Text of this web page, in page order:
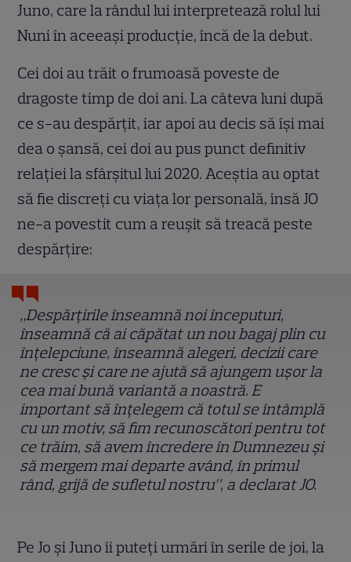
Juno, care la rândul lui interpretează rolul lui
Nuni în aceeași producție, încă de la debut.
Cei doi au trăit o frumoasă poveste de
dragoste timp de doi ani. La câteva luni după
ce s-au despărțit, iar apoi au decis să își mai
dea o șansă, cei doi au pus punct definitiv
relației la sfârșitul lui 2020. Aceștia au optat
să fie discreți cu viața lor personală, însă JO
ne-a povestit cum a reușit să treacă peste
despărțire:
„Despărțirile înseamnă noi începuturi,
înseamnă că ai căpătat un nou bagaj plin cu
înțelepciune, înseamnă alegeri, decizii care
ne cresc și care ne ajută să ajungem ușor la
cea mai bună variantă a noastră. E
important să înțelegem că totul se întâmplă
cu un motiv, să fim recunoscători pentru tot
ce trăim, să avem încredere în Dumnezeu și
să mergem mai departe având, în primul
rând, grijă de sufletul nostru”, a declarat JO.
Pe Jo și Juno îi puteți urmări în serile de joi, la